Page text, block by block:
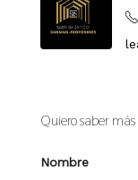
Quiero saber
Nombre